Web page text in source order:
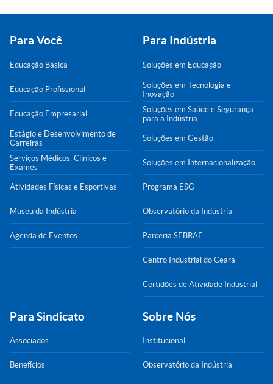
Para Você
Educação Básica
Educação Profissional
Educação Empresarial
Estágio e Desenvolvimento de
Carreiras
Serviços Médicos, Clínicos e
Exames
Atividades Físicas e Esportivas
Museu da Indústria
Agenda de Eventos
Para Indústria
Soluções em Educação
Soluções em Tecnologia e
Inovação
Soluções em Saúde e Segurança
para a Indústria
Soluções em Gestão
Soluções em Internacionalização
Programa ESG
Observatório da Indústria
Parceria SEBRAE
Centro Industrial do Ceará
Certidões de Atividade Industrial
Para Sindicato
Associados
Benefícios
Sobre Nós
Institucional
Observatório da Indústria